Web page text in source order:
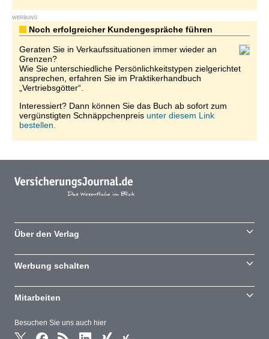
WERBUNG
Noch erfolgreicher Kundengespräche führen
Geraten Sie in Verkaufssituationen immer wieder an
Grenzen?
Wie Sie unterschiedliche Persönlichkeitstypen zielgerichtet
ansprechen, erfahren Sie im Praktikerhandbuch
„Vertriebsgötter“.
Interessiert? Dann können Sie das Buch ab sofort zum
vergünstigten Schnäppchenpreis unter diesem Link
bestellen.
Besuchen Sie uns auch hier
Über den Verlag
Werbung schalten
Mitarbeiten